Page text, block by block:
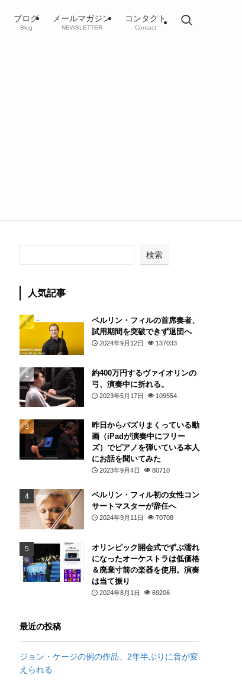
ブログ
Blog
メールマガジン
NEWSLETTER
コンタクト
Contact
検索
人気記事
ベルリン・フィルの首席奏者、
試用期間を突破できず退団へ
2024年9月12日 137033
約400万円するヴァイオリンの
弓、演奏中に折れる。
2023年5月17日 109554
昨日からバズりまくっている動
画（iPadが演奏中にフリー
ズ）でピアノを弾いている本人
にお話を聞いてみた
2023年9月4日 80710
ベルリン・フィル初の女性コン
サートマスターが辞任へ
2024年9月11日 70708
オリンピック開会式でずぶ濡れ
になったオーケストラは低価格
＆廃棄寸前の楽器を使用。演奏
は当て振り
2024年8月1日 69206
最近の投稿
ジョン・ケージの例の作品、2年半ぶりに音が変
えられる